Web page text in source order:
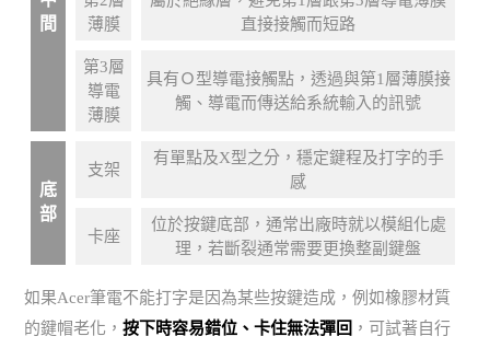
間
薄膜
直接接觸而短路
第3層
導電
薄膜
具有Ｏ型導電接觸點，透過與第1層薄膜接
觸、導電而傳送給系統輸入的訊號
底
部
支架
有單點及X型之分，穩定鍵程及打字的手
感
卡座
位於按鍵底部，通常出廠時就以模組化處
理，若斷裂通常需要更換整副鍵盤
如果Acer筆電不能打字是因為某些按鍵造成，例如橡膠材質
的鍵帽老化，按下時容易錯位、卡住無法彈回
，可試著自行